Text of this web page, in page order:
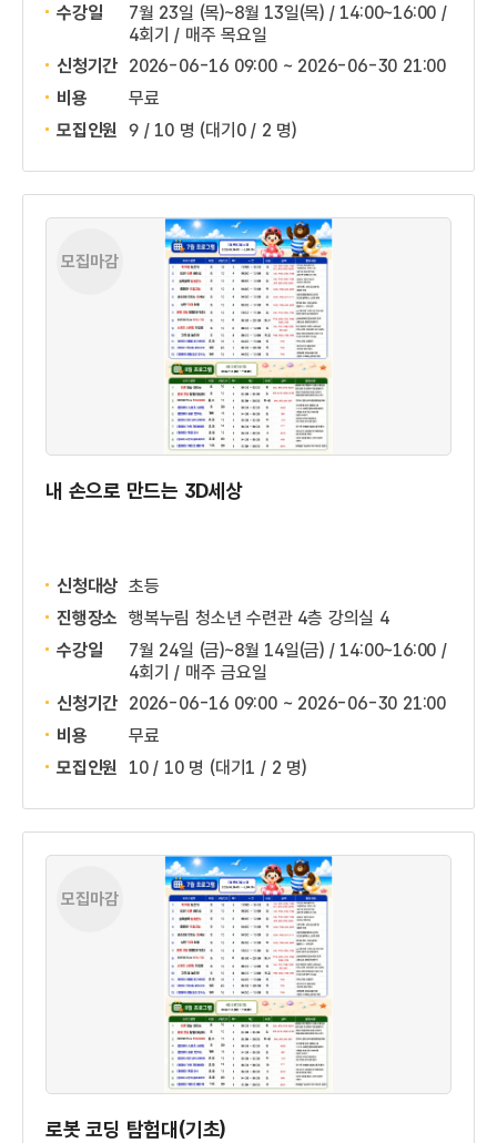
수강일
7월 23일 (목)~8월 13일(목) / 14:00~16:00 /
4회기 / 매주 목요일
신청기간 2026-06-16 09:00 ~ 2026-06-30 21:00
비용
무료
모집인원
9 / 10 명 (대기0 / 2 명)
모집마감
내 손으로 만드는 3D세상
신청대상 초등
진행장소 행복누림 청소년 수련관 4층 강의실 4
수강일
7월 24일 (금)~8월 14일(금) / 14:00~16:00 /
4회기 / 매주 금요일
신청기간 2026-06-16 09:00 ~ 2026-06-30 21:00
비용
무료
모집인원
10 / 10 명 (대기1 / 2 명)
모집마감
로봇 코딩 탐험대(기초)